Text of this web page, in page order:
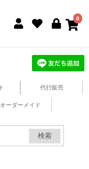
0
代行販売
オーダーメイド
検索